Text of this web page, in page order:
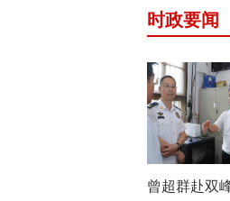
时政要闻